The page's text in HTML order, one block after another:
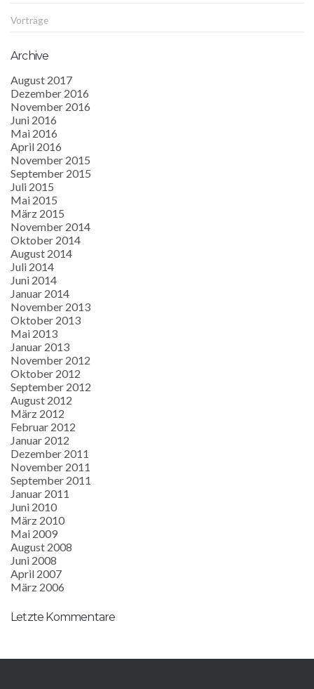
Vorträge
Archive
August 2017
Dezember 2016
November 2016
Juni 2016
Mai 2016
April 2016
November 2015
September 2015
Juli 2015
Mai 2015
März 2015
November 2014
Oktober 2014
August 2014
Juli 2014
Juni 2014
Januar 2014
November 2013
Oktober 2013
Mai 2013
Januar 2013
November 2012
Oktober 2012
September 2012
August 2012
März 2012
Februar 2012
Januar 2012
Dezember 2011
November 2011
September 2011
Januar 2011
Juni 2010
März 2010
Mai 2009
August 2008
Juni 2008
April 2007
März 2006
Letzte Kommentare